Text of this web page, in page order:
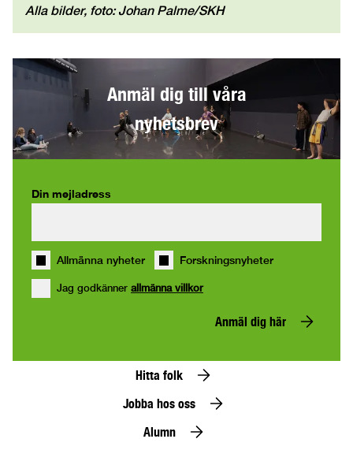
Alla bilder, foto: Johan Palme/SKH
Anmäl dig till våra
nyhetsbrev
Din mejladress
Allmänna nyheter Forskningsnyheter
Jag godkänner allmänna villkor
Anmäl dig här
Hitta folk
Jobba hos oss
Alumn